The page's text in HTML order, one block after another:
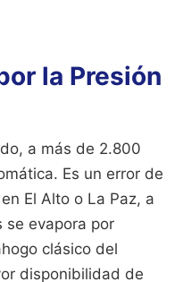
la Presión
a más de 2.800
Es un error de
El Alto o La Paz, a
se evapora por
clásico del
disponibilidad de